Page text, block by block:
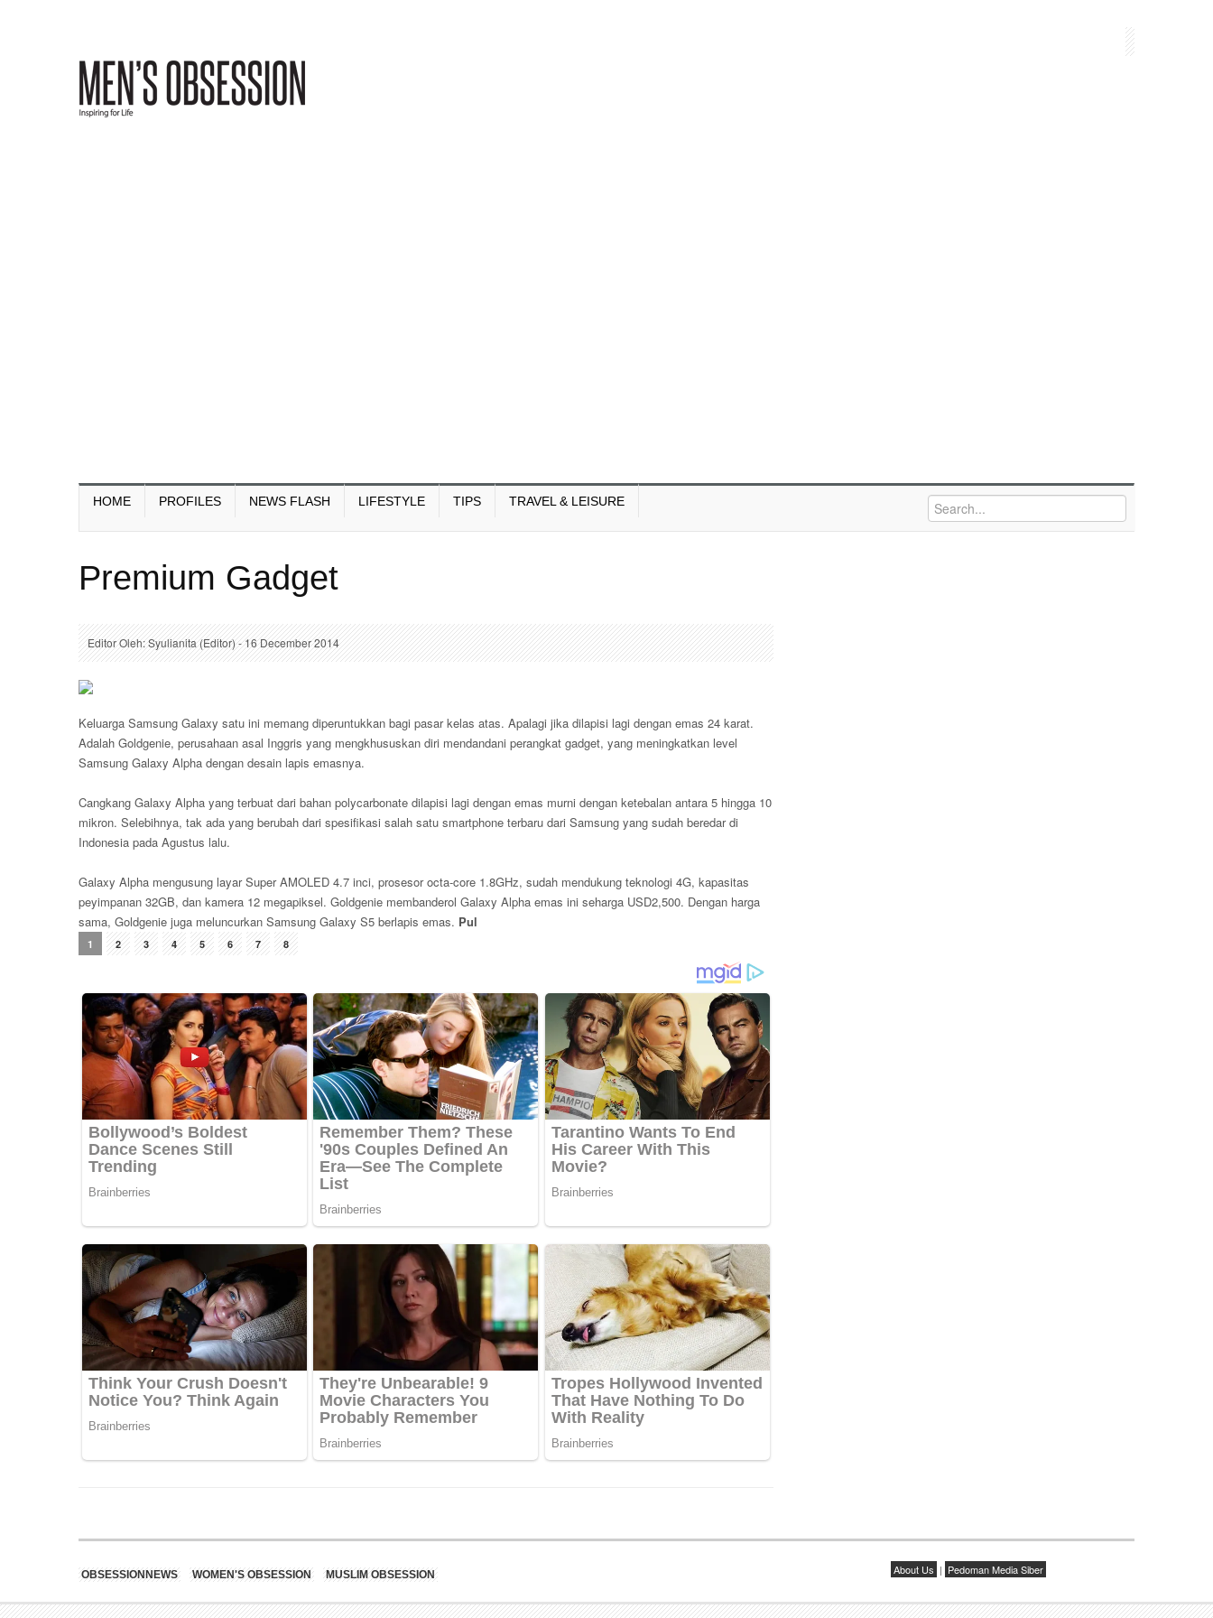
HOME PROFILES NEWS FLASH LIFESTYLE TIPS TRAVEL & LEISURE
Premium Gadget
Editor Oleh: Syulianita (Editor) - 16 December 2014
Keluarga Samsung Galaxy satu ini memang diperuntukkan bagi pasar kelas atas. Apalagi jika dilapisi lagi dengan emas 24 karat.
Adalah Goldgenie, perusahaan asal Inggris yang mengkhususkan diri mendandani perangkat gadget, yang meningkatkan level
Samsung Galaxy Alpha dengan desain lapis emasnya.
Cangkang Galaxy Alpha yang terbuat dari bahan polycarbonate dilapisi lagi dengan emas murni dengan ketebalan antara 5 hingga 10
mikron. Selebihnya, tak ada yang berubah dari spesifikasi salah satu smartphone terbaru dari Samsung yang sudah beredar di
Indonesia pada Agustus lalu.
Galaxy Alpha mengusung layar Super AMOLED 4.7 inci, prosesor octa-core 1.8GHz, sudah mendukung teknologi 4G, kapasitas
peyimpanan 32GB, dan kamera 12 megapiksel. Goldgenie membanderol Galaxy Alpha emas ini seharga USD2,500. Dengan harga
sama, Goldgenie juga meluncurkan Samsung Galaxy S5 berlapis emas. Pul
1 2 3 4 5 6 7 8
OBSESSIONNEWS WOMEN'S OBSESSION MUSLIM OBSESSION About Us | Pedoman Media Siber